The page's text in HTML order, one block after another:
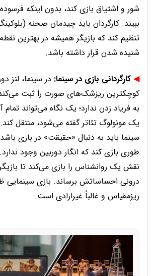
شور و اشتیاق بازی کند، بدون اینکه
ببیند. کارگردان باید چیدمان صحنه
تنظیم کند که بازیگر همیشه در بهترین
شنیده شدن قرار داشته باشد.
◀ کارگردانی بازی در سینما: در سینما، لنز
کوچکترین ریزشک‌های صورت را ثبت می‌کند.
به فریاد زدن ندارد؛ یک نگاه می‌تواند تمام
یک مونولوگ تئاتر گفته می‌شود، منتقل کند.
سینما باید به دنبال «حقیقت» در بازی
طوری بازی کند که انگار دوربین وجود ندارد.
نقش یک روانشناس را بازی می‌کند تا
درونی احساساتش برساند. بازی سینمایی
ریزمقیاس و غالباً غیرارادی است.